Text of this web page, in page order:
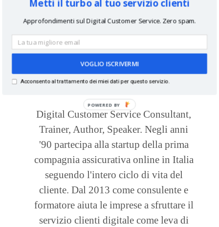
AboutPaolo Fabrizio
Digital Customer Service Consultant,
Trainer, Author, Speaker. Negli anni
'90 partecipa alla startup della prima
compagnia assicurativa online in Italia
seguendo l'intero ciclo di vita del
cliente. Dal 2013 come consulente e
formatore aiuta le imprese a sfruttare il
servizio clienti digitale come leva di
Metti il turbo al tuo servizio clienti
Approfondimenti sul Digital Customer Service. Zero spam.
VOGLIO ISCRIVERMI
Acconsento al trattamento dei miei dati per questo servizio.